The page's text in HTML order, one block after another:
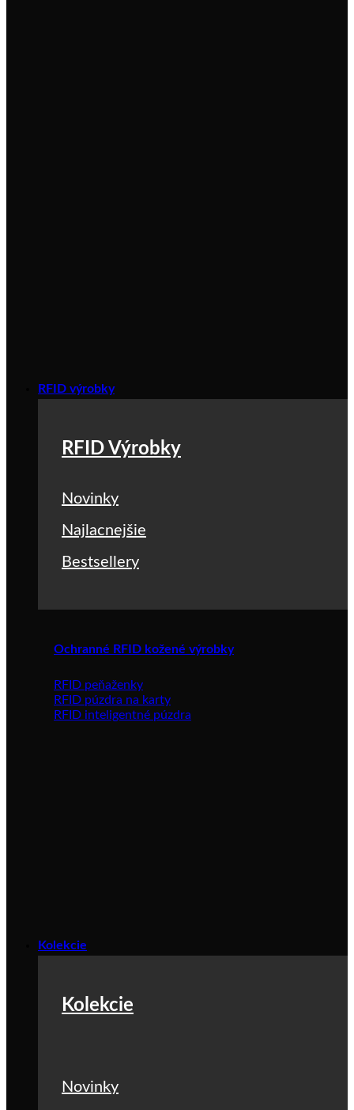
RFID výrobky
RFID Výrobky
Novinky
Najlacnejšie
Bestsellery
Ochranné RFID kožené výrobky
RFID peňaženky
RFID púzdra na karty
RFID inteligentné púzdra
Kolekcie
Kolekcie
Novinky